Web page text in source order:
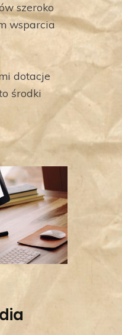
szeroko
wsparcia
dotacje
środki